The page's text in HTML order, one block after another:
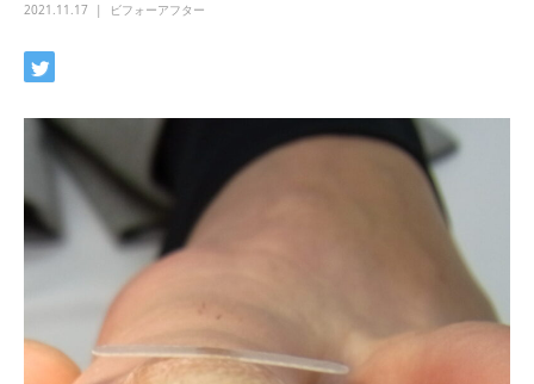
2021.11.17 ビフォーアフター